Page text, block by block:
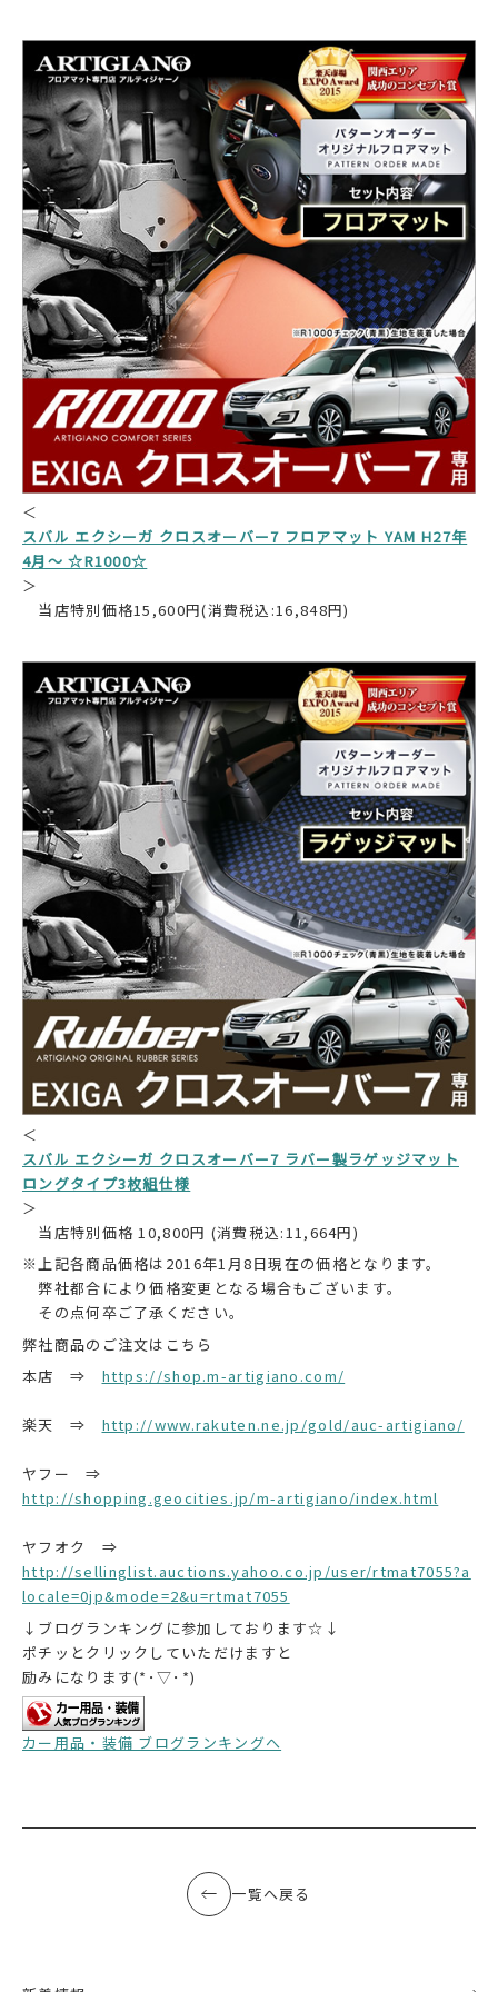
＜
スバル エクシーガ クロスオーバー7 フロアマット YAM H27年
4月～ ☆R1000☆
＞
当店特別価格15,600円(消費税込:16,848円)
＜
スバル エクシーガ クロスオーバー7 ラバー製ラゲッジマット
ロングタイプ3枚組仕様
＞
当店特別価格 10,800円 (消費税込:11,664円)
※上記各商品価格は2016年1月8日現在の価格となります。
弊社都合により価格変更となる場合もございます。
その点何卒ご了承ください。
弊社商品のご注文はこちら
本店 ⇒ https://shop.m-artigiano.com/
楽天 ⇒ http://www.rakuten.ne.jp/gold/auc-artigiano/
ヤフー ⇒
http://shopping.geocities.jp/m-artigiano/index.html
ヤフオク ⇒
http://sellinglist.auctions.yahoo.co.jp/user/rtmat7055?a
locale=0jp&mode=2&u=rtmat7055
↓ブログランキングに参加しております☆↓
ポチッとクリックしていただけますと
励みになります(*･▽･*)
カー用品・装備 ブログランキングへ
一覧へ戻る